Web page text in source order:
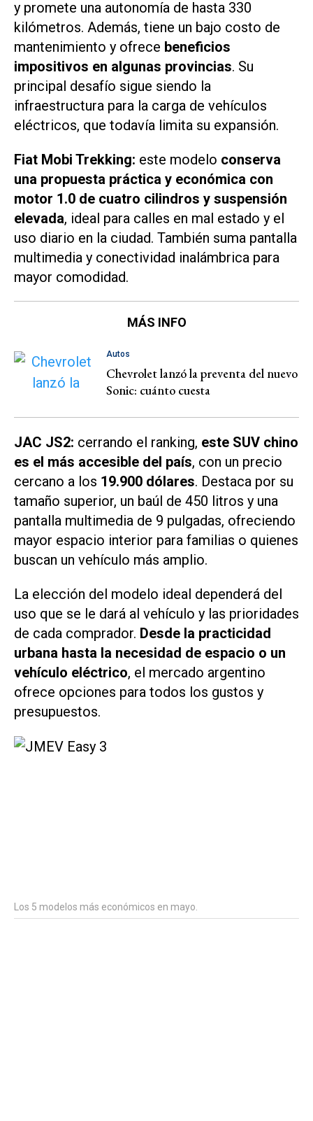
y promete una autonomía de hasta 330
kilómetros. Además, tiene un bajo costo de
mantenimiento y ofrece beneficios
impositivos en algunas provincias. Su
principal desafío sigue siendo la
infraestructura para la carga de vehículos
eléctricos, que todavía limita su expansión.
Fiat Mobi Trekking: este modelo conserva
una propuesta práctica y económica con
motor 1.0 de cuatro cilindros y suspensión
elevada, ideal para calles en mal estado y el
uso diario en la ciudad. También suma pantalla
multimedia y conectividad inalámbrica para
mayor comodidad.
MÁS INFO
Autos
Chevrolet lanzó la preventa del nuevo
Sonic: cuánto cuesta
JAC JS2: cerrando el ranking, este SUV chino
es el más accesible del país, con un precio
cercano a los 19.900 dólares. Destaca por su
tamaño superior, un baúl de 450 litros y una
pantalla multimedia de 9 pulgadas, ofreciendo
mayor espacio interior para familias o quienes
buscan un vehículo más amplio.
La elección del modelo ideal dependerá del
uso que se le dará al vehículo y las prioridades
de cada comprador. Desde la practicidad
urbana hasta la necesidad de espacio o un
vehículo eléctrico, el mercado argentino
ofrece opciones para todos los gustos y
presupuestos.
Los 5 modelos más económicos en mayo.